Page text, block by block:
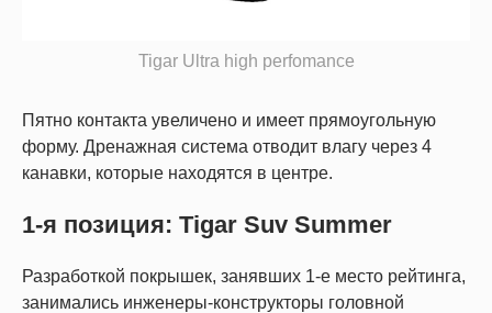
Tigar Ultra high perfomance
Пятно контакта увеличено и имеет прямоугольную
форму. Дренажная система отводит влагу через 4
канавки, которые находятся в центре.
1-я позиция: Tigar Suv Summer
Разработкой покрышек, занявших 1-е место рейтинга,
занимались инженеры-конструкторы головной